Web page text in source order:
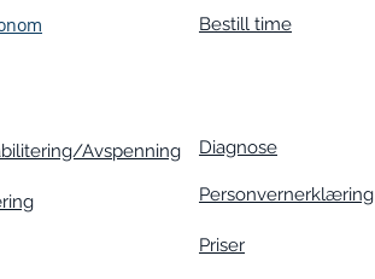
Bestill time
Avspenning Diagnose
Personvernerklæring
Priser